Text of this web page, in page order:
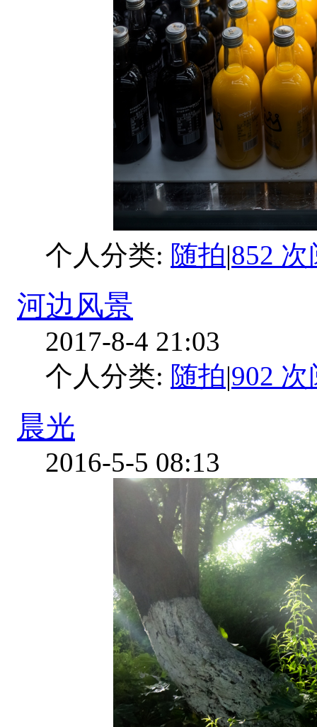
个人分类: 随拍|852
河边风景
2017-8-4 21:03
个人分类: 随拍|902
晨光
2016-5-5 08:13